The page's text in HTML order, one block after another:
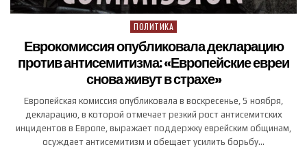
Posted in
ПОЛИТИКА
Еврокомиссия опубликовала декларацию
против антисемитизма: «Европейские евреи
снова живут в страхе»
Европейская комиссия опубликовала в воскресенье, 5 ноября,
декларацию, в которой отмечает резкий рост антисемитских
инцидентов в Европе, выражает поддержку еврейским общинам,
осуждает антисемитизм и обещает усилить борьбу…